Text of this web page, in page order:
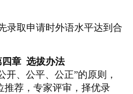
录取申请时外语水平达到合
四章 选拔办法
开、公平、公正”的原则，
推荐，专家评审，择优录